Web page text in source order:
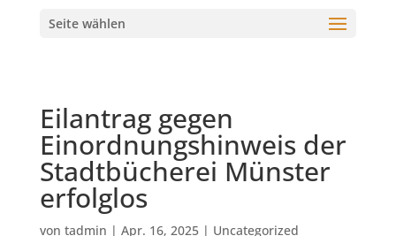
Seite wählen
Eilantrag gegen
Einordnungshinweis der
Stadtbücherei Münster
erfolglos
von tadmin | Apr. 16, 2025| Uncategorized